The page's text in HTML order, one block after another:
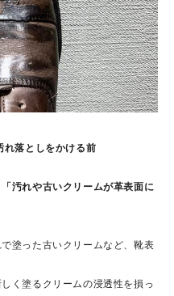
れ落としをかける前
「汚れや古いクリームが革表面に
塗った古いクリームなど、靴表
く塗るクリームの浸透性を損っ